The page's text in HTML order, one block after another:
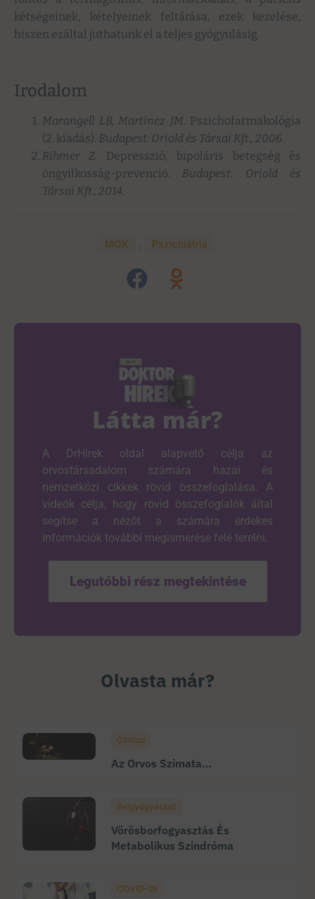
kétségeinek, kételyeinek feltárása, ezek kezelése,
hiszen ezáltal juthatunk el a teljes gyógyulásig.
Irodalom
Marangell LB, Martinez JM. Pszichofarmakológia
(2. kiadás). Budapest: Oriold és Társai Kft., 2006.
Rihmer Z.
Depresszió, bipoláris betegség és
öngyilkosság-prevenció. Budapest: Oriold és
Társai Kft., 2014.
MOK Pszichiátria
Látta már?
A DrHírek oldal alapvető célja az
orvostársadalom számára hazai és
nemzetközi cikkek rövid összefoglalása. A
videók célja, hogy rövid összefoglalók által
segítse a nézőt a számára érdekes
információk további megismerése felé terelni.
Legutóbbi rész megtekintése
Olvasta már?
Címlap
Az Orvos Szimata…
Belgyógyászat
Vörösborfogyasztás És
Metabolikus Szindróma
COVID-19